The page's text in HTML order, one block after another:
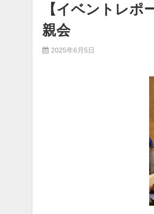
【イベントレポ
親会
2025年6月5日